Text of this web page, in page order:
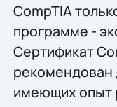
CompTIA
программе -
Сертификат
рекомендован
имеющих опыт